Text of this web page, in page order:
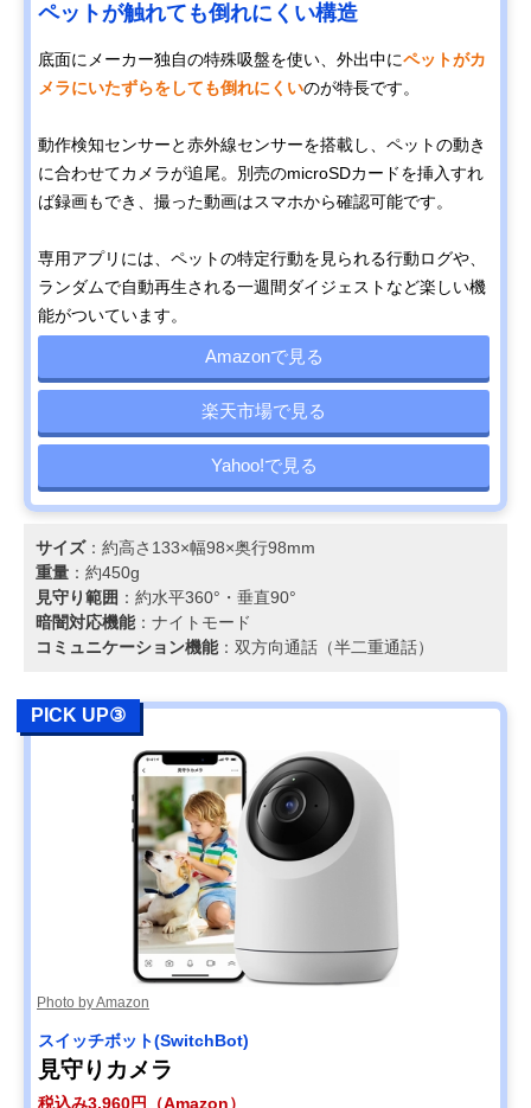
ペットが触れても倒れにくい構造
底面にメーカー独自の特殊吸盤を使い、外出中にペットがカ
メラにいたずらをしても倒れにくいのが特長です。
動作検知センサーと赤外線センサーを搭載し、ペットの動き
に合わせてカメラが追尾。別売のmicroSDカードを挿入すれ
ば録画もでき、撮った動画はスマホから確認可能です。
専用アプリには、ペットの特定行動を見られる行動ログや、
ランダムで自動再生される一週間ダイジェストなど楽しい機
能がついています。
Amazonで見る
楽天市場で見る
Yahoo!で見る
サイズ：約高さ133×幅98×奥行98mm
重量 ：約450g
見守り範囲 ：約水平360°・垂直90°
暗闇対応機能：ナイトモード
コミュニケーション機能：双方向通話（半二重通話）
PICK UP③
Photo by Amazon
スイッチボット(SwitchBot)
見守りカメラ
税込み3,960円（Amazon）